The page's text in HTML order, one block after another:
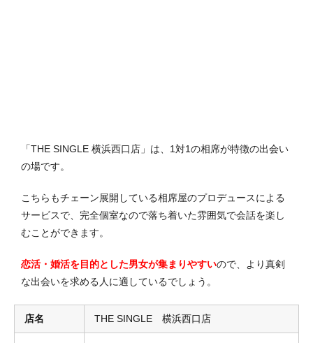
「THE SINGLE 横浜西口店」は、1対1の相席が特徴の出会い
の場です。
こちらもチェーン展開している相席屋のプロデュースによる
サービスで、完全個室なので落ち着いた雰囲気で会話を楽し
むことができます。
恋活・婚活を目的とした男女が集まりやすいので、より真剣
な出会いを求める人に適しているでしょう。
店名 THE SINGLE 横浜西口店